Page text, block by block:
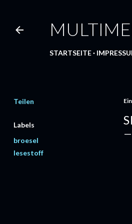
STARTSEITE
Teilen
Labels
broesel
lesestoff